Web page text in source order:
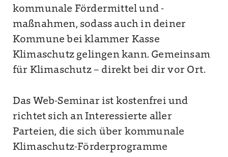
kommunale Fördermittel und -
maßnahmen, sodass auch in deiner
Kommune bei klammer Kasse
Klimaschutz gelingen kann. Gemeinsam
für Klimaschutz – direkt bei dir vor Ort.
Das Web-Seminar ist kostenfrei und
richtet sich an Interessierte aller
Parteien, die sich über kommunale
Klimaschutz-Förderprogramme